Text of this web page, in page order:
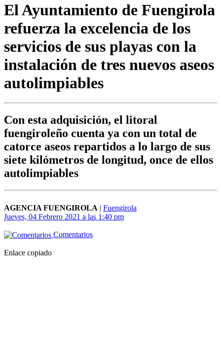
El Ayuntamiento de Fuengirola
refuerza la excelencia de los
servicios de sus playas con la
instalación de tres nuevos aseos
autolimpiables
Con esta adquisición, el litoral
fuengiroleño cuenta ya con un total de
catorce aseos repartidos a lo largo de sus
siete kilómetros de longitud, once de ellos
autolimpiables
AGENCIA FUENGIROLA | Fuengirola
Jueves, 04 Febrero 2021 a las 1:40 pm
Comentarios
Enlace copiado